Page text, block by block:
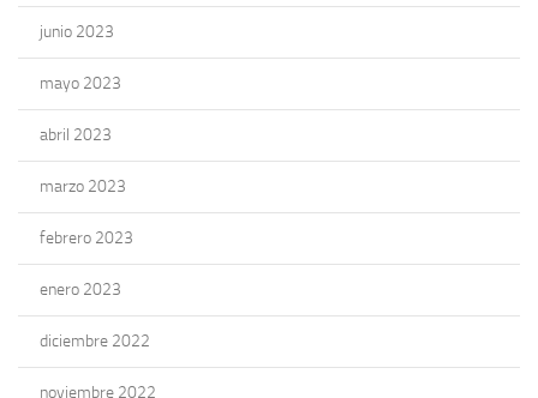
junio 2023
mayo 2023
abril 2023
marzo 2023
febrero 2023
enero 2023
diciembre 2022
noviembre 2022